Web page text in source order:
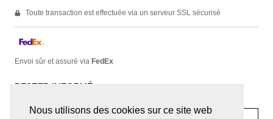
Nous utilisons des cookies sur ce site web
Toute transaction est effectuée via un serveur SSL sécurisé
Envoi sûr et assuré via FedEx
RESTER INFORMÉ